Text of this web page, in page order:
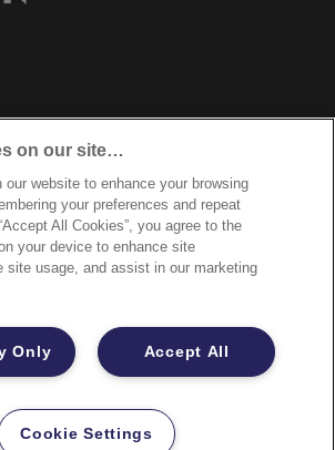
on our site…
our website to enhance your browsing
your preferences and repeat
All Cookies”, you agree to the
your device to enhance site
site usage, and assist in our marketing
Accept All
Only
Cookie Settings